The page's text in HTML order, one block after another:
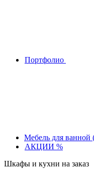
Портфолио
Мебель для ванной
АКЦИИ %
Шкафы и кухни на заказ